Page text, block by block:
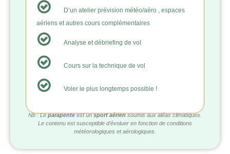
D’un atelier prévision météo/aéro , espaces
aériens et autres cours complémentaires
Analyse et débriefing de vol
Cours sur la technique de vol
Voler le plus longtemps possible !
Nb : Leparapenteest unsport aériensoumis aux aléas climatiques.
Le contenu est susceptible d’évoluer en fonction de conditions
météorologiques et aérologiques.